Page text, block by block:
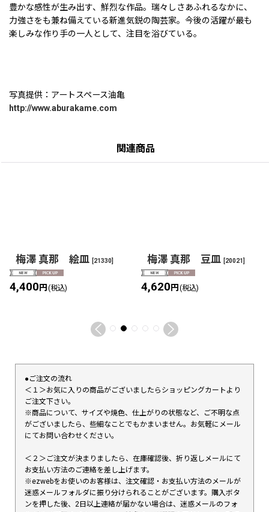
豊かな感性が生み出す、鮮烈な作品。瑞々しさあふれるなかに、
力強さをも兼ね備えている新進気鋭の陶芸家。今後の活躍が最も
楽しみな作り手の一人として、注目を浴びている。
写真提供：アートスペース油亀
http://www.aburakame.com
関連商品
梅澤 真那 絵皿 [21330]
4,400円 (税込)
梅澤 真那 豆皿 [20021]
4,620円 (税込)
●ご注文の流れ
＜１＞お気に入りの商品がございましたらショッピングカートより
ご注文下さい。
※商品について、サイズや焼色、仕上がりの状態など、ご不明な点
がございましたら、些細なことでもかまいません。お気軽にメール
にてお問い合わせください。
＜２＞ご注文が決まりましたら、在庫確認後、折り返しメールにて
お支払い方法のご連絡を差し上げます。
※ezwebをお使いのお客様は、注文確認・お支払い方法のメールが
迷惑メールフォルダに振り分けられることがございます。購入ボタ
ンを押した後、2日以上連絡が届かない場合は、迷惑メールのフォ